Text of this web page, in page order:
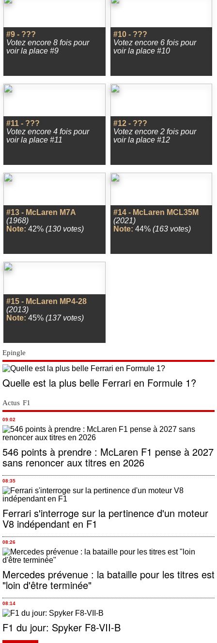
#9 - ???
Votez encore 8 fois pour
voir la place #9
#10 - ???
Votez encore 6 fois pour
voir la place #10
#11 - ???
Votez encore 4 fois pour
voir la place #11
#12 - ???
Votez encore 2 fois pour
voir la place #12
#13 - McLaren M7A
(1968)
Note: 42% (130 votes)
#14 - McLaren MCL35M
(2021)
Note: 44% (163 votes)
#15 - McLaren MP4-28
(2013)
Note: 45% (137 votes)
Epingle
Quelle est la plus belle Ferrari en Formule 1?
Actus F1
09:02
546 points à prendre : McLaren F1 pense à 2027
sans renoncer aux titres en 2026
08:35
Ferrari s'interroge sur la pertinence d'un moteur
V8 indépendant en F1
08:26
Mercedes prévenue : la bataille pour les titres est
"loin d'être terminée"
08:14
F1 du jour: Spyker F8-VII-B